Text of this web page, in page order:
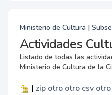
Ministerio de Cultura |
Actividades
Listado de todas las
Ministerio de Cultura de la
| zip otro otro csv otro